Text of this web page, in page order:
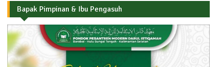
Bapak Pimpinan & Ibu Pengasuh